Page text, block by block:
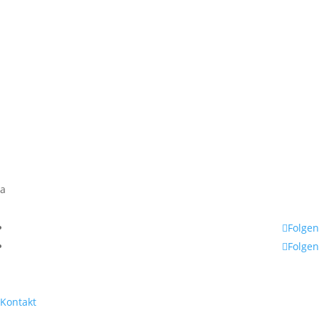
a
Folgen
Folgen
Kontakt